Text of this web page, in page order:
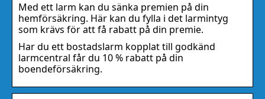
Med ett larm kan du sänka premien på din
hemförsäkring. Här kan du fylla i det larmintyg
som krävs för att få rabatt på din premie.
Har du ett bostadslarm kopplat till godkänd
larmcentral får du 10 % rabatt på din
boendeförsäkring.